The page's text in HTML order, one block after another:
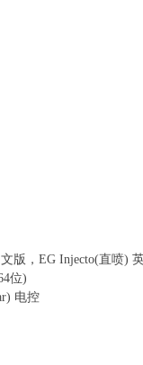
文版，EG Injecto(直喷
位)
电控